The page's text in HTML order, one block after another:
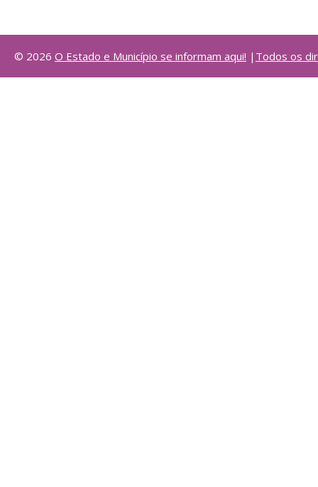
© 2026 O Estado e Município se informam aqui! | Todos os